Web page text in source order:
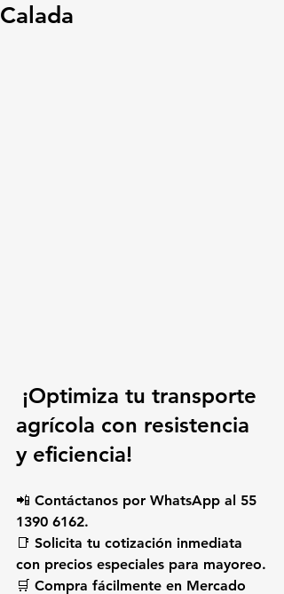
Calada
¡Optimiza tu transporte
agrícola con resistencia
y eficiencia!
📲 Contáctanos por WhatsApp al 55
1390 6162.
📑 Solicita tu cotización inmediata
con precios especiales para mayoreo.
🛒 Compra fácilmente en Mercado